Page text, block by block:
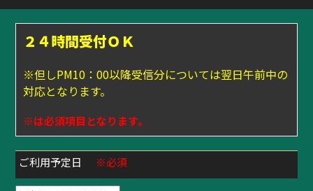
２４時間受付ＯＫ
※但しPM10：00以降受信分については翌日午前中の
対応となります。
※は必須項目となります。
ご利用予定日 ※必須